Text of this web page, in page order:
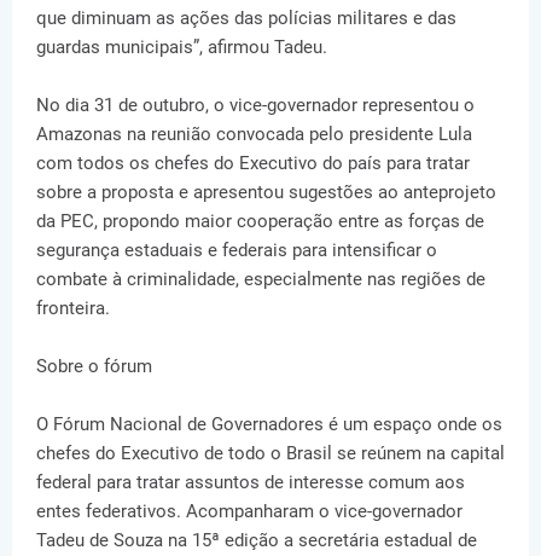
que diminuam as ações das polícias militares e das
guardas municipais”, afirmou Tadeu.
No dia 31 de outubro, o vice-governador representou o
Amazonas na reunião convocada pelo presidente Lula
com todos os chefes do Executivo do país para tratar
sobre a proposta e apresentou sugestões ao anteprojeto
da PEC, propondo maior cooperação entre as forças de
segurança estaduais e federais para intensificar o
combate à criminalidade, especialmente nas regiões de
fronteira.
Sobre o fórum
O Fórum Nacional de Governadores é um espaço onde os
chefes do Executivo de todo o Brasil se reúnem na capital
federal para tratar assuntos de interesse comum aos
entes federativos. Acompanharam o vice-governador
Tadeu de Souza na 15ª edição a secretária estadual de